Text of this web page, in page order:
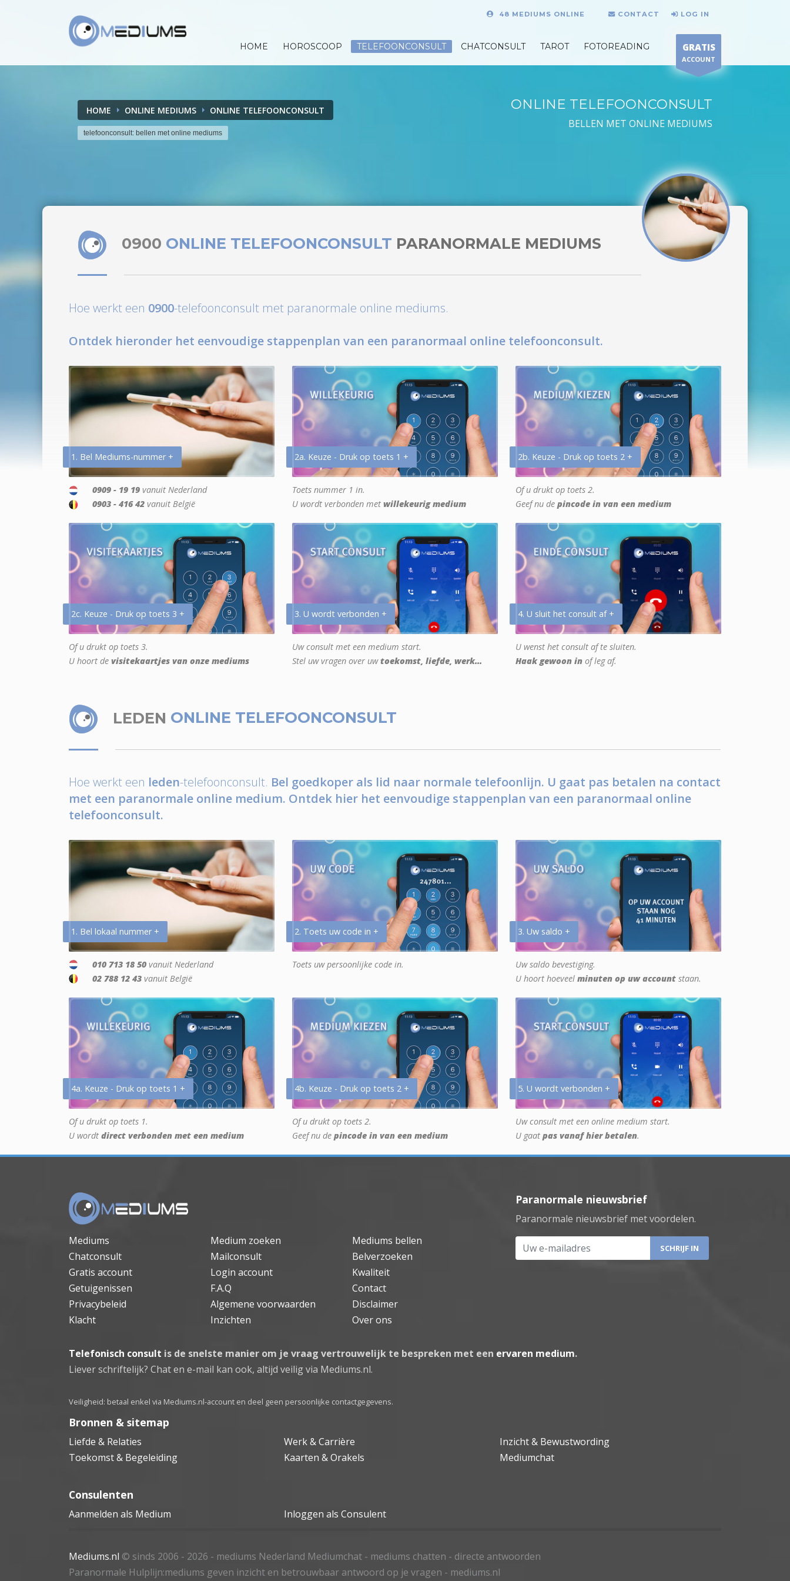
48 MEDIUMS ONLINE CONTACT LOG IN
HOME HOROSCOOP TELEFOONCONSULT CHATCONSULT TAROT FOTOREADING GRATIS
ACCOUNT
HOME ONLINE MEDIUMS ONLINE TELEFOONCONSULT
telefoonconsult: bellen met online mediums
ONLINE TELEFOONCONSULT
BELLEN MET ONLINE MEDIUMS
0900 ONLINE TELEFOONCONSULT PARANORMALE MEDIUMS
Hoe werkt een 0900-telefoonconsult met paranormale online mediums.
Ontdek hieronder het eenvoudige stappenplan van een paranormaal online telefoonconsult.
1. Bel Mediums-nummer +
0909 - 19 19 vanuit Nederland
0903 - 416 42 vanuit België
2a. Keuze - Druk op toets 1 +
Toets nummer 1 in.
U wordt verbonden met willekeurig medium
2b. Keuze - Druk op toets 2 +
Of u drukt op toets 2.
Geef nu de pincode in van een medium
2c. Keuze - Druk op toets 3 +
Of u drukt op toets 3.
U hoort de visitekaartjes van onze mediums
3. U wordt verbonden +
Uw consult met een medium start.
Stel uw vragen over uwtoekomst, liefde, werk...
4. U sluit het consult af +
U wenst het consult af te sluiten.
Haak gewoon in of leg af.
LEDEN ONLINE TELEFOONCONSULT
Hoe werkt een leden-telefoonconsult. Bel goedkoper als lid naar normale telefoonlijn. U gaat pas betalen na contact
met een paranormale online medium. Ontdek hier het eenvoudige stappenplan van een paranormaal online
telefoonconsult.
1. Bel lokaal nummer +
010 713 18 50 vanuit Nederland
02 788 12 43 vanuit België
2. Toets uw code in +
Toets uw persoonlijke code in.
3. Uw saldo +
Uw saldo bevestiging.
U hoort hoeveel minuten op uw account staan.
4a. Keuze - Druk op toets 1 +
Of u drukt op toets 1.
U wordt direct verbonden met een medium
4b. Keuze - Druk op toets 2 +
Of u drukt op toets 2.
Geef nu de pincode in van een medium
5. U wordt verbonden +
Uw consult met een online medium start.
U gaat pas vanaf hier betalen.
Mediums Medium zoeken
Mediums bellen
Chatconsult
Mailconsult
Belverzoeken
Gratis account
Login account
Kwaliteit
Getuigenissen
F.A.Q
Contact
Privacybeleid
Algemene voorwaarden
Disclaimer
Klacht
Inzichten Over ons
Paranormale nieuwsbrief
Paranormale nieuwsbrief met voordelen.
Uw e-mailadres
Telefonisch consult is de snelste manier om je vraag vertrouwelijk te bespreken met een ervaren medium.
Liever schriftelijk? Chat en e-mail kan ook, altijd veilig via Mediums.nl.
Veiligheid: betaal enkel via Mediums.nl-account en deel geen persoonlijke contactgegevens.
Bronnen & sitemap
Liefde & Relaties Werk & Carrière
Inzicht & Bewustwording
Toekomst & Begeleiding
Kaarten & Orakels Mediumchat
Consulenten
Aanmelden als Medium Inloggen als Consulent
Mediums.nl © sinds 2006 - 2026 - mediums Nederland Mediumchat - mediums chatten - directe antwoorden
Paranormale Hulplijn:mediums geven inzicht en betrouwbaar antwoord op je vragen - mediums.nl